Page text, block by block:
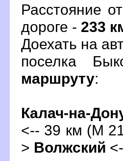
Расстояние
дороге - 233
Доехать на
поселка
маршруту:
Калач-на-
<-- 39 км (М
> олжский